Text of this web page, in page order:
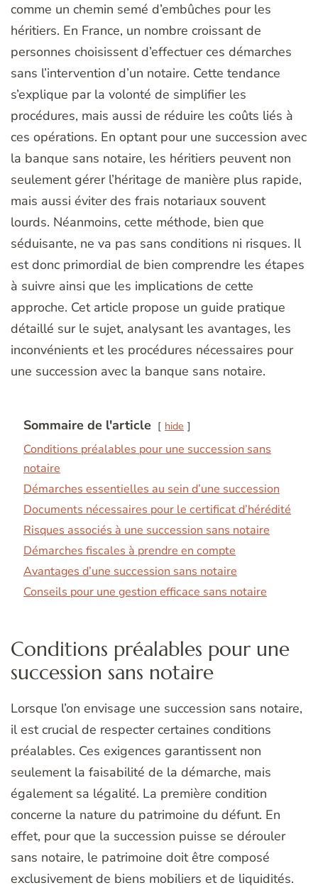
comme un chemin semé d’embûches pour les
héritiers. En France, un nombre croissant de
personnes choisissent d’effectuer ces démarches
sans l’intervention d’un notaire. Cette tendance
s’explique par la volonté de simplifier les
procédures, mais aussi de réduire les coûts liés à
ces opérations. En optant pour une succession avec
la banque sans notaire, les héritiers peuvent non
seulement gérer l’héritage de manière plus rapide,
mais aussi éviter des frais notariaux souvent
lourds. Néanmoins, cette méthode, bien que
séduisante, ne va pas sans conditions ni risques. Il
est donc primordial de bien comprendre les étapes
à suivre ainsi que les implications de cette
approche. Cet article propose un guide pratique
détaillé sur le sujet, analysant les avantages, les
inconvénients et les procédures nécessaires pour
une succession avec la banque sans notaire.
Sommaire de l'article hide
Conditions préalables pour une succession sans
notaire
Démarches essentielles au sein d’une succession
Documents nécessaires pour le certificat d’hérédité
Risques associés à une succession sans notaire
Démarches fiscales à prendre en compte
Avantages d’une succession sans notaire
Conseils pour une gestion efficace sans notaire
Conditions préalables pour une
succession sans notaire
Lorsque l’on envisage une succession sans notaire,
il est crucial de respecter certaines conditions
préalables. Ces exigences garantissent non
seulement la faisabilité de la démarche, mais
également sa légalité. La première condition
concerne la nature du patrimoine du défunt. En
effet, pour que la succession puisse se dérouler
sans notaire, le patrimoine doit être composé
exclusivement de biens mobiliers et de liquidités.